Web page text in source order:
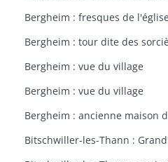
Bergheim : fresques de l'église
Bergheim : tour dite des
Bergheim : vue du village
Bergheim : vue du village